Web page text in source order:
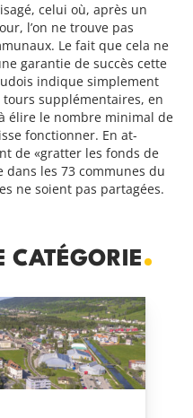
celui où, après un
l’on ne trouve pas
Le fait que cela ne
garantie de succès cette
indique simplement
supplémentaires, en
élire le nombre minimal de
fonctionner. En at-
de «gratter les fonds de
les 73 communes du
ne soient pas partagées.
CATÉGORIE